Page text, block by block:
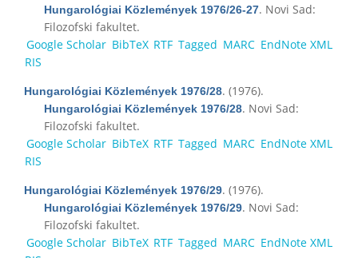
Hungarológiai Közlemények 1976/26-27. Novi Sad:
Filozofski fakultet.
Google Scholar BibTeX RTF Tagged MARC EndNote XML
RIS
Hungarológiai Közlemények 1976/28. (1976).
Hungarológiai Közlemények 1976/28. Novi Sad:
Filozofski fakultet.
Google Scholar BibTeX RTF Tagged MARC EndNote XML
RIS
Hungarológiai Közlemények 1976/29. (1976).
Hungarológiai Közlemények 1976/29. Novi Sad:
Filozofski fakultet.
Google Scholar BibTeX RTF Tagged MARC EndNote XML